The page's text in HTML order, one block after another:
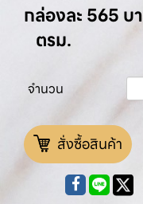
กล่องละ 565
ตรม.
จำนวน
สั่งซื้อสินค้า